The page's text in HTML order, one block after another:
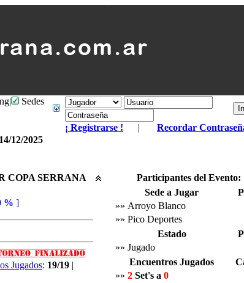
| Sedes
¡ Registrarse ! | Recordar
14/12/2025
COPA SERRANA
% ]
Jugados: 19/19 |
Participantes del Evento:
Sede a Jugar
»» Arroyo Blanco
»» Pico Deportes
Estado
»» Jugado
Encuentros Jugados
»» 2 Set's a 0